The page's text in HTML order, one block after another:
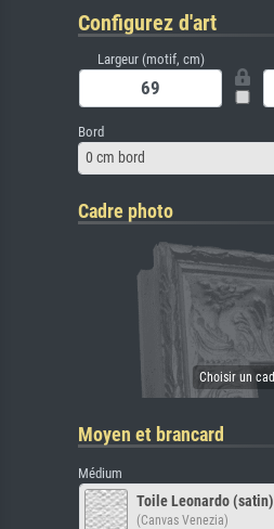
Configurez d'art
Largeur (motif, cm)
Bord
0 cm bord
Cadre photo
Moyen et brancard
Médium
Toile Leonardo (satin)
(Canvas Venezia)